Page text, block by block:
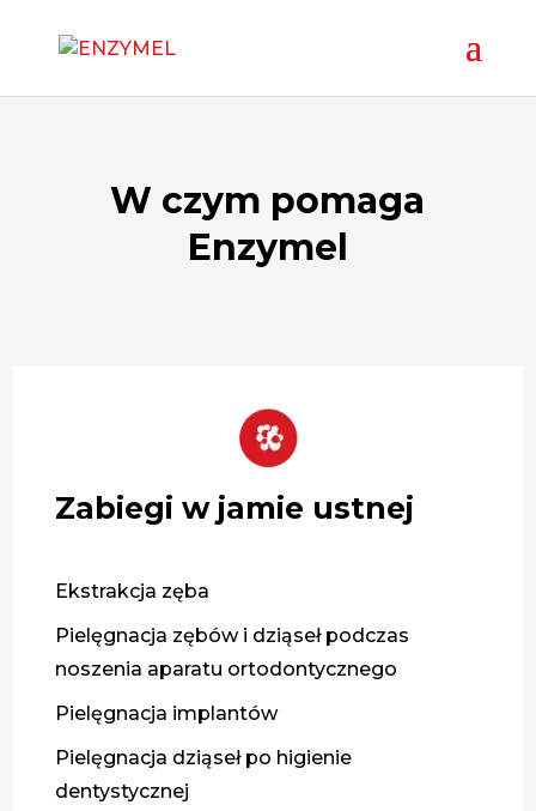
W czym pomaga
Enzymel
Zabiegi w jamie ustnej
Ekstrakcja zęba
Pielęgnacja zębów i dziąseł podczas
noszenia aparatu ortodontycznego
Pielęgnacja implantów
Pielęgnacja dziąseł po higienie
dentystycznej